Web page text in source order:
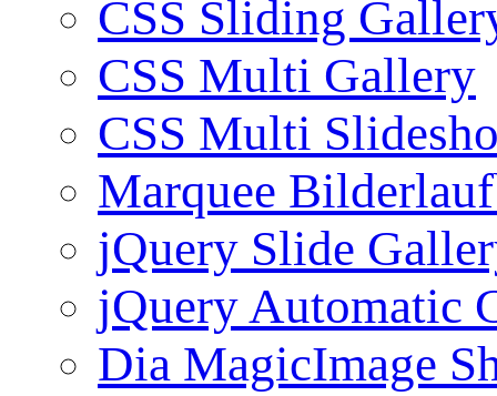
CSS Sliding
CSS Multi Gallery
CSS Multi
Marquee
jQuery Slide
jQuery Automatic
Dia MagicImage